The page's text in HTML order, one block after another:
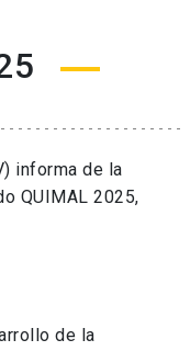
informa de la
QUIMAL 2025,
de la